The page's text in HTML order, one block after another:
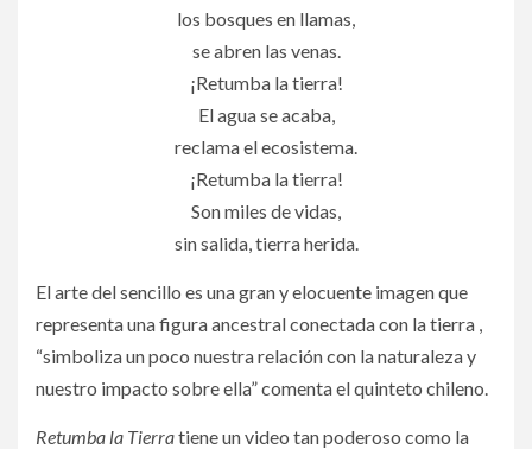
los bosques en llamas,
se abren las venas.
¡Retumba la tierra!
El agua se acaba,
reclama el ecosistema.
¡Retumba la tierra!
Son miles de vidas,
sin salida, tierra herida.
El arte del sencillo es una gran y elocuente imagen que
representa una figura ancestral conectada con la tierra ,
“simboliza un poco nuestra relación con la naturaleza y
nuestro impacto sobre ella” comenta el quinteto chileno.
Retumba la Tierratiene un video tan poderoso como la